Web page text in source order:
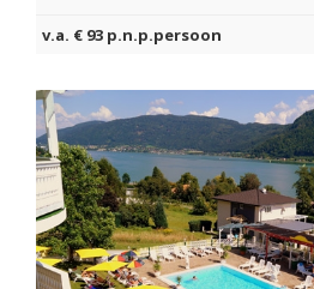
v.a. € 93 p.n.p.persoon